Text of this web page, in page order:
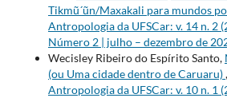
Tikmũ´ũn/Maxakali para mundos
Antropologia da UFSCar: v. 14 n. 2
Número 2 | julho – dezembro de
Wecisley Ribeiro do Espírito Santo,
(ou Uma cidade dentro de Caruaru),
Antropologia da UFSCar: v. 10 n. 1